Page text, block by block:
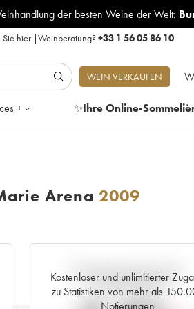
der besten Weine der Welt:
Sie hier|Weinberatung?+33 1 56 05 86 10
WEIN VERKAUFEN
+ ✨Ihre Online-
Arena 2009
Kostenloser und unlimitierter
zu Statistiken von mehr als
Notierungen
Aktuelle Entwicklung der
Preisnotierung